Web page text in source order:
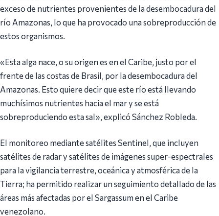
exceso de nutrientes provenientes de la desembocadura del
río Amazonas, lo que ha provocado una sobreproducción de
estos organismos.
«Esta alga nace, o su origen es en el Caribe, justo por el
frente de las costas de Brasil, por la desembocadura del
Amazonas. Esto quiere decir que este río está llevando
muchísimos nutrientes hacia el mar y se está
sobreproduciendo esta sal», explicó Sánchez Robleda.
El monitoreo mediante satélites Sentinel, que incluyen
satélites de radar y satélites de imágenes super-espectrales
para la vigilancia terrestre, oceánica y atmosférica de la
Tierra; ha permitido realizar un seguimiento detallado de las
áreas más afectadas por el Sargassum en el Caribe
venezolano.